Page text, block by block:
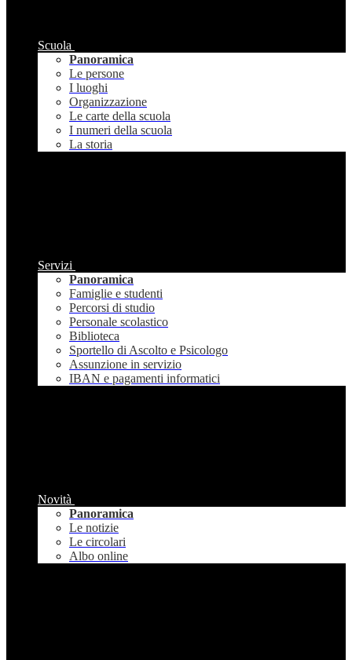
Scuola
Panoramica
Le persone
I luoghi
Organizzazione
Le carte della scuola
I numeri della scuola
La storia
Servizi
Panoramica
Famiglie e studenti
Percorsi di studio
Personale scolastico
Biblioteca
Sportello di Ascolto e Psicologo
Assunzione in servizio
IBAN e pagamenti informatici
Novità
Panoramica
Le notizie
Le circolari
Albo online